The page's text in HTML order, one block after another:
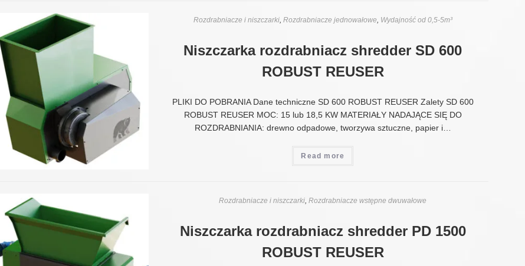
Rozdrabniacze i niszczarki, Rozdrabniacze jednowałowe, Wydajność od 0,5-5m³
Niszczarka rozdrabniacz shredder SD 600
ROBUST REUSER
PLIKI DO POBRANIA Dane techniczne SD 600 ROBUST REUSER Zalety SD 600
ROBUST REUSER MOC: 15 lub 18,5 KW MATERIAŁY NADAJĄCE SIĘ DO
ROZDRABNIANIA: drewno odpadowe, tworzywa sztuczne, papier i…
Read more
Rozdrabniacze i niszczarki,Rozdrabniacze wstępne dwuwałowe
Niszczarka rozdrabniacz shredder PD 1500
ROBUST REUSER